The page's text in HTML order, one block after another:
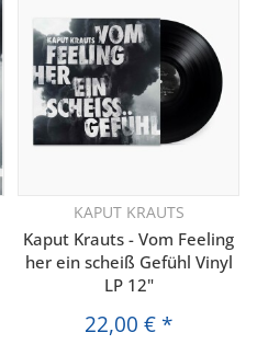
KAPUT KRAUTS
Kaput Krauts - Vom Feeling
her ein scheiß Gefühl Vinyl
LP 12"
22,00 € *